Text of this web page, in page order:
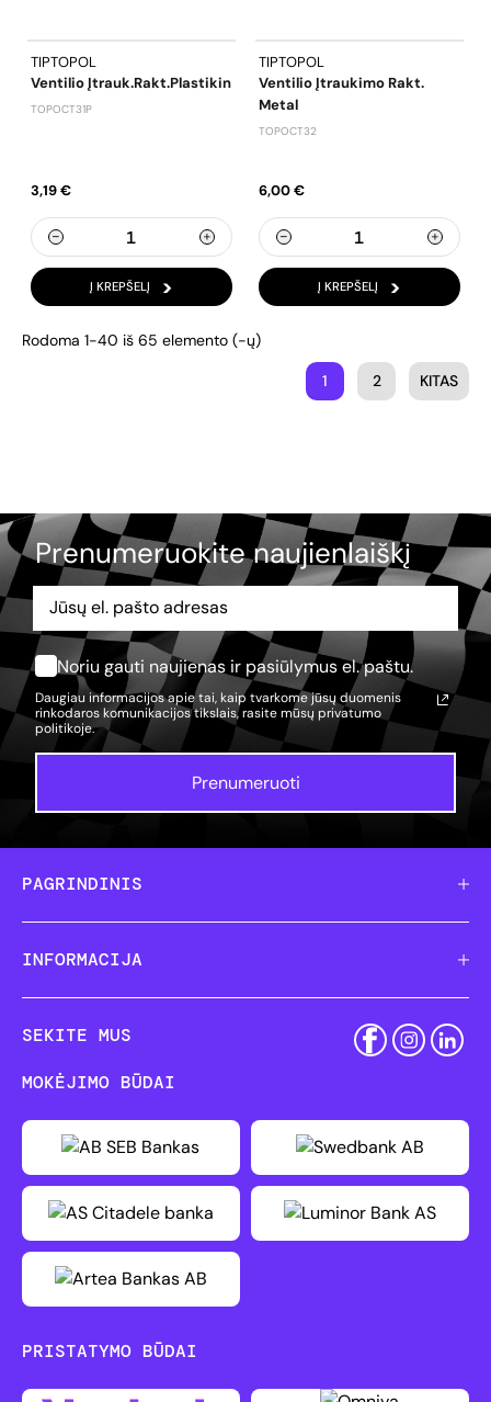
TIPTOPOL
Ventilio Įtrauk.rakt.plastikin
TOPOCT31P
3,19 €
Į KREPŠELĮ
TIPTOPOL
Ventilio Įtraukimo Rakt.
Metal
TOPOCT32
6,00 €
Į KREPŠELĮ
Rodoma 1-40 iš 65 elemento (-ų)
1 2 KITAS
Prenumeruokite naujienlaiškį
Noriu gauti naujienas ir pasiūlymus el. paštu.
Daugiau informacijos apie tai, kaip tvarkome jūsų duomenis
rinkodaros komunikacijos tikslais, rasite mūsų privatumo
politikoje.
Prenumeruoti
PAGRINDINIS
INFORMACIJA
SEKITE MUS
MOKĖJIMO BŪDAI
PRISTATYMO BŪDAI